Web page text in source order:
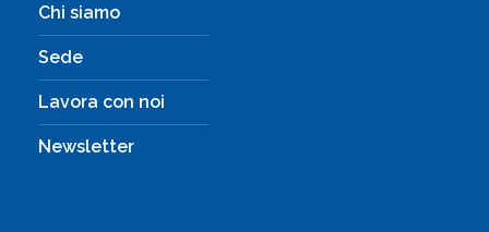
Chi siamo
Sede
Lavora con noi
Newsletter